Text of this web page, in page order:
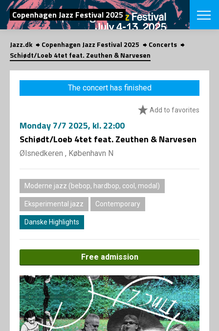
SEARCH
Copenhagen Jazz Festival 2025
Danish
CHOOSE
VINTERJAZZ
Themes
LOCATIONS
App
Jazz.dk Copenhagen Jazz Festival 2025
Concerts
Schiødt/Loeb 4tet feat. Zeuthen & Narvesen
The concert has finished
Add to favorites
Monday7/7 2025, kl. 22:00
Schiødt/Loeb 4tet feat. Zeuthen & Narvesen
Ølsnedkeren , København N
Moderne jazz (bebop, hardbop, cool, modal)
Eksperimental jazz Contemporary
Danske Highlights
Free admission